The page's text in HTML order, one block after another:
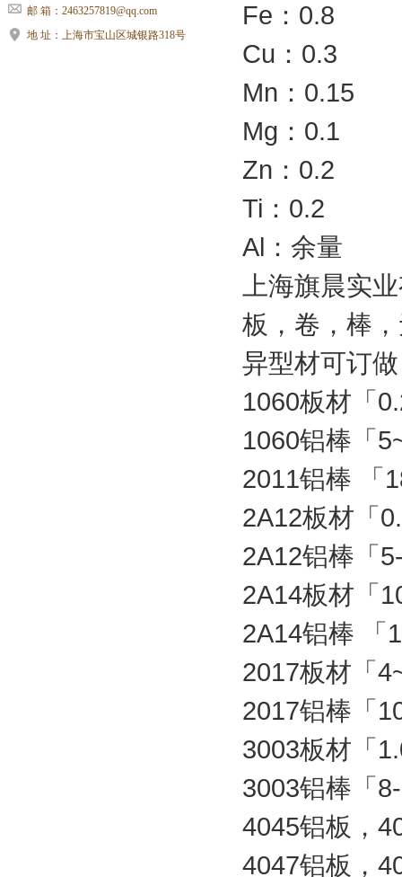
邮 箱：2463257819@qq.com
地 址：上海市宝山区城银路318号
Fe：0.8
Cu：0.3
Mn：0.15
Mg：0.1
Zn：0.2
Ti：0.2
Al：余量
上海旗晨实
板，卷，棒
异型材可订
1060板材「
1060铝棒「
2011铝棒 「
2A12板材「
2A12铝棒「
2A14板材「
2A14铝棒
2017板材「
2017铝棒「
3003板材「
3003铝棒「
4045铝板，
4047铝板，